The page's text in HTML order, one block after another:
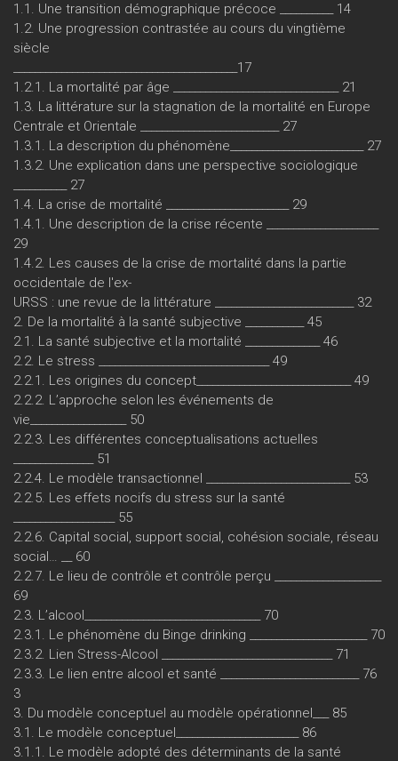
1.1. Une transition démographique précoce __________ 14
1.2. Une progression contrastée au cours du vingtième
siècle
__________________________________________17
1.2.1. La mortalité par âge _______________________________ 21
1.3. La littérature sur la stagnation de la mortalité en Europe
Centrale et Orientale __________________________ 27
1.3.1. La description du phénomène_________________________ 27
1.3.2. Une explication dans une perspective sociologique
__________ 27
1.4. La crise de mortalité _______________________ 29
1.4.1. Une description de la crise récente _____________________
29
1.4.2. Les causes de la crise de mortalité dans la partie
occidentale de l'ex-
URSS : une revue de la littérature __________________________ 32
2. De la mortalité à la santé subjective ___________ 45
2.1. La santé subjective et la mortalité ______________ 46
2.2. Le stress ________________________________ 49
2.2.1. Les origines du concept_____________________________ 49
2.2.2. L’approche selon les événements de
vie__________________ 50
2.2.3. Les différentes conceptualisations actuelles
_______________ 51
2.2.4. Le modèle transactionnel ___________________________ 53
2.2.5. Les effets nocifs du stress sur la santé
___________________ 55
2.2.6. Capital social, support social, cohésion sociale, réseau
social… __ 60
2.2.7. Le lieu de contrôle et contrôle perçu ____________________
69
2.3. L’alcool_________________________________ 70
2.3.1. Le phénomène du Binge drinking ______________________ 70
2.3.2. Lien Stress-Alcool ________________________________ 71
2.3.3. Le lien entre alcool et santé __________________________ 76
3
3. Du modèle conceptuel au modèle opérationnel___ 85
3.1. Le modèle conceptuel_______________________ 86
3.1.1. Le modèle adopté des déterminants de la santé